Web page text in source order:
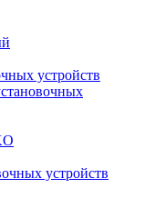
устройств
устройств